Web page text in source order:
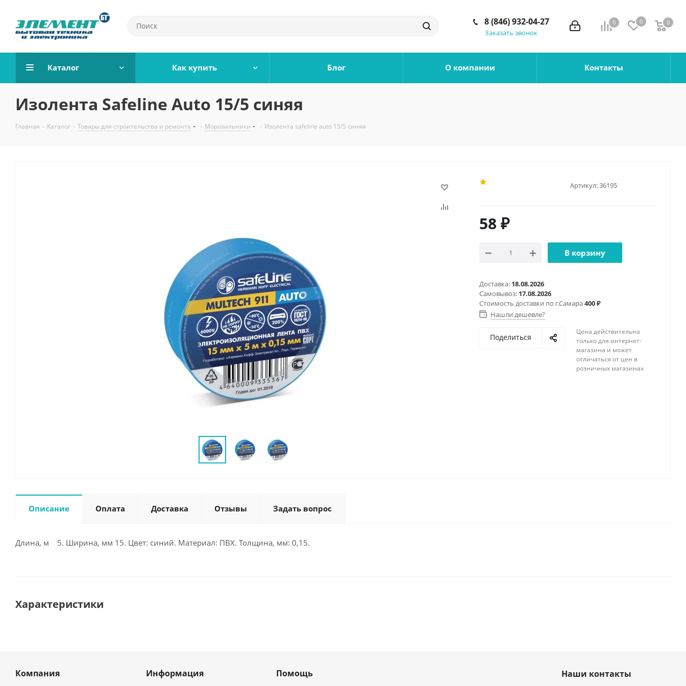
0 0 0
0
8 (846) 932-04-27
Заказать звонок
Каталог Как купить Блог О компании Контакты
Изолента Safeline Auto 15/5 синяя
Главная - Каталог - Товары для строительства и ремонта - Морозильники - Изолента safeline auto 15/5 синяя
Артикул:36195
58 ₽
В корзину
Доставка: 18.08.2026
Самовывоз: 17.08.2026
Стоимость доставки по г.Самара400 ₽
Нашли дешевле?
Поделиться
Цена действительна
только для интернет-
магазина и может
отличаться от цен в
розничных магазинах
Описание Оплата Доставка Отзывы Задать вопрос
Длина, м 5. Ширина, мм 15. Цвет: синий. Материал: ПВХ. Толщина, мм: 0,15.
Характеристики
Компания Информация Помощь Наши контакты